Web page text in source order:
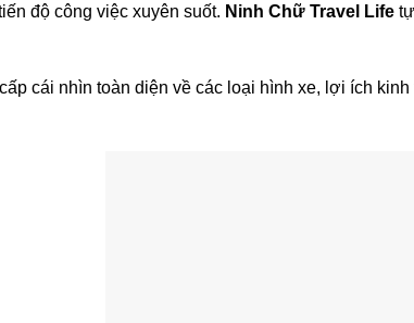
độ công việc xuyên suốt. Ninh Chữ Travel Life
cái nhìn toàn diện về các loại hình xe, lợi ích